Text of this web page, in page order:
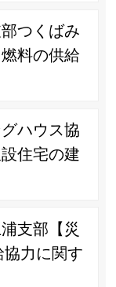
つくばみ
料の供給
ハウス協
住宅の建
支部【災
力に関す